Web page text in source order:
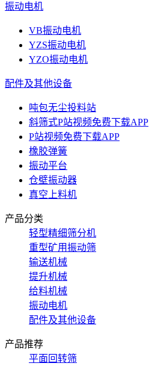
振动电机
VB振动电机
YZS振动电机
YZO振动电机
配件及其他设备
吨包无尘投料站
斜筛式P站视频免费下载APP
P站视频免费下载APP
橡胶弹簧
振动平台
仓壁振动器
真空上料机
产品分类
轻型精细筛分机
重型矿用振动筛
输送机械
提升机械
给料机械
振动电机
配件及其他设备
产品推荐
平面回转筛